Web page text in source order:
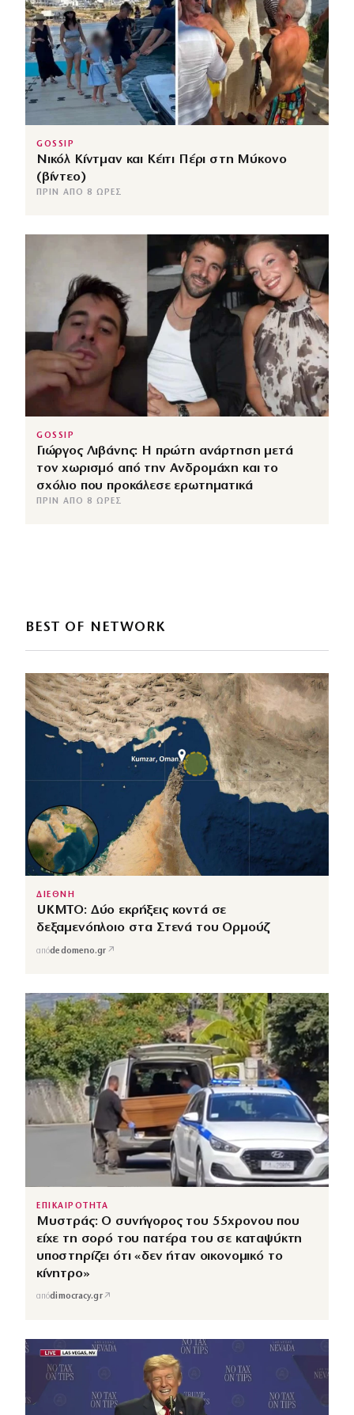
GOSSIP
Νικόλ Κίντμαν και Κέιτι Πέρι στη Μύκονο
(βίντεο)
ΠΡΙΝ ΑΠΌ 8 ΏΡΕΣ
GOSSIP
Γιώργος Λιβάνης: Η πρώτη ανάρτηση μετά
τον χωρισμό από την Ανδρομάχη και το
σχόλιο που προκάλεσε ερωτηματικά
ΠΡΙΝ ΑΠΌ 8 ΏΡΕΣ
BEST OF NETWORK
ΔΙΕΘΝΗ
UKMTO: Δύο εκρήξεις κοντά σε
δεξαμενόπλοιο στα Στενά του Ορμούζ
απόdedomeno.gr ↗
ΕΠΙΚΑΙΡΟΤΗΤΑ
Μυστράς: Ο συνήγορος του 55χρονου που
είχε τη σορό του πατέρα του σε καταψύκτη
υποστηρίζει ότι «δεν ήταν οικονομικό το
κίνητρο»
απόdimocracy.gr↗